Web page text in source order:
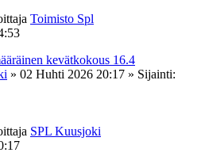
Toimisto Spl
kevätkokous 16.4
» 02 Huhti 2026 20:17 » Sijainti:
SPL Kuusjoki